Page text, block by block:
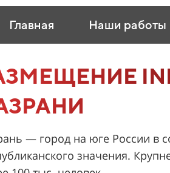
Главная Наши работы
— город на юге России в
значения.